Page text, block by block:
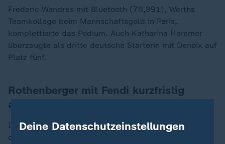
Frederic Wandres mit Bluetooth (76,891), Werths
Teamkollege beim Mannschaftsgold in Paris,
komplettierte das Podium. Auch Katharina Hemmer
überzeugte als dritte deutsche Starterin mit Denoix auf
Platz fünf.
Rothenberger mit Fendi kurzfristig
ausgefallen
Im sonnendurchfluteten Dressurstadion lies die
deutsche Equipe von ihrem ersten Ritt an keinen
Deine Datenschutzeinstellungen